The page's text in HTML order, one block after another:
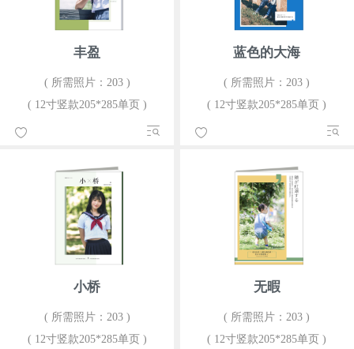
丰盈
( 所需照片：203 )
( 12寸竖款205*285单页 )
蓝色的大海
( 所需照片：203 )
( 12寸竖款205*285单页 )
小桥
( 所需照片：203 )
( 12寸竖款205*285单页 )
无暇
( 所需照片：203 )
( 12寸竖款205*285单页 )